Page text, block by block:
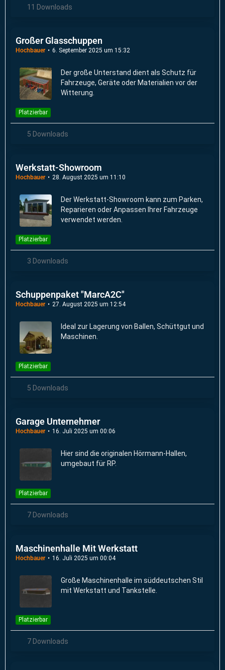
11 Downloads
Großer Glasschuppen
Hochbauer 6. September 2025 um 15:32
Der große Unterstand dient als Schutz für
Fahrzeuge, Geräte oder Materialien vor der
Witterung.
Platzierbar
5 Downloads
Werkstatt-Showroom
Hochbauer 28. August 2025 um 11:10
Der Werkstatt-Showroom kann zum Parken,
Reparieren oder Anpassen Ihrer Fahrzeuge
verwendet werden.
Platzierbar
3 Downloads
Schuppenpaket "MarcA2C"
Hochbauer 27. August 2025 um 12:54
Ideal zur Lagerung von Ballen, Schüttgut und
Maschinen.
Platzierbar
5 Downloads
Garage Unternehmer
Hochbauer 16. Juli 2025 um 00:06
Hier sind die originalen Hörmann-Hallen,
umgebaut für RP.
Platzierbar
7 Downloads
Maschinenhalle Mit Werkstatt
Hochbauer 16. Juli 2025 um 00:04
Große Maschinenhalle im süddeutschen Stil
mit Werkstatt und Tankstelle.
Platzierbar
7 Downloads